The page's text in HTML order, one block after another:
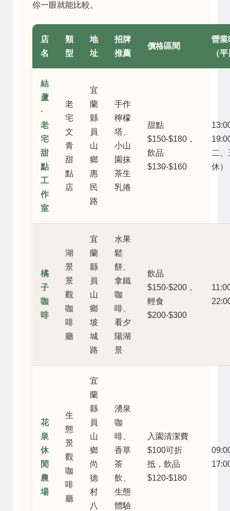
你一眼就能比較。
店
名
類
型
地
址
招牌
推薦
價格區間
營業
（
結
蘆
·
老
宅
甜
點
工
作
室
老
宅
文
青
甜
點
店
宜
蘭
縣
員
山
鄉
惠
民
路
手作
檸檬
塔、
小山
園抹
茶生
乳捲
甜點
$150-$180，
飲品
$130-$160
二
休）
橘
子
咖
啡
湖
景
景
觀
咖
啡
廳
宜
蘭
縣
員
山
鄉
坡
城
路
水果
鬆
餅、
拿鐵
咖
啡、
看夕
陽湖
景
飲品
$150-$200，
輕食
$200-$300
花
泉
休
閒
農
場
生
態
景
觀
咖
啡
廳
宜
蘭
縣
員
山
鄉
尚
德
村
八
湧泉
咖
啡、
香草
茶
飲、
生態
體驗
入園清潔費
$100可折
抵，飲品
$120-$180